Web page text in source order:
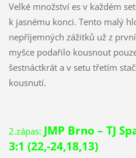
Velké množství es v každém
k jasnému konci. Tento malý
nepříjemných zážitků už z
myšce podařilo kousnout
šestnáctkrát a v setu třetím
kousnutí.
2.zápas: JMP Brno – TJ
3:1 (22,-24,18,13)